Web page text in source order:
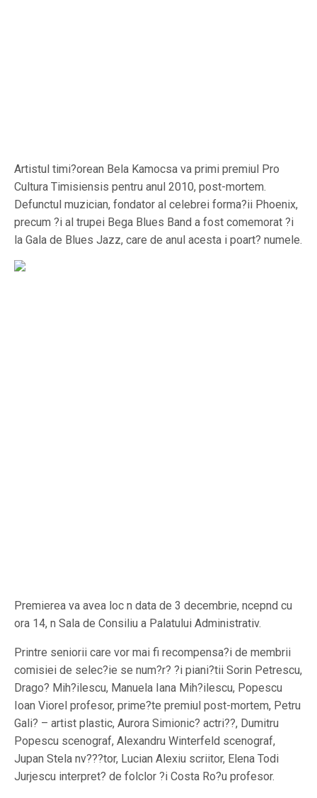
Artistul timi?orean Bela Kamocsa va primi premiul Pro
Cultura Timisiensis pentru anul 2010, post-mortem.
Defunctul muzician, fondator al celebrei forma?ii Phoenix,
precum ?i al trupei Bega Blues Band a fost comemorat ?i
la Gala de Blues Jazz, care de anul acesta i poart? numele.
Premierea va avea loc n data de 3 decembrie, ncepnd cu
ora 14, n Sala de Consiliu a Palatului Administrativ.
Printre seniorii care vor mai fi recompensa?i de membrii
comisiei de selec?ie se num?r? ?i piani?tii Sorin Petrescu,
Drago? Mih?ilescu, Manuela Iana Mih?ilescu, Popescu
Ioan Viorel profesor, prime?te premiul post-mortem, Petru
Gali? – artist plastic, Aurora Simionic? actri??, Dumitru
Popescu scenograf, Alexandru Winterfeld scenograf,
Jupan Stela nv???tor, Lucian Alexiu scriitor, Elena Todi
Jurjescu interpret? de folclor ?i Costa Ro?u profesor.